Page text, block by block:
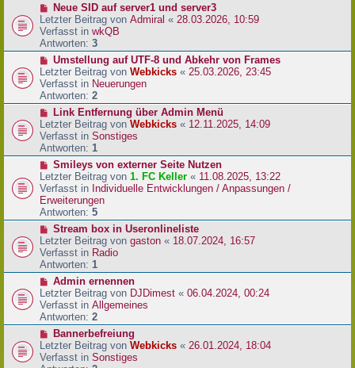
N
e
u
e
r
B
e
i
t
a
g
Neue SID auf server1 und server3
Letzter Beitrag von Admiral « 28.03.2026, 10:59
Verfasst in wkQB
Antworten: 3
N
e
u
e
r
B
e
i
t
a
g
Umstellung auf UTF-8 und Abkehr von Frames
Letzter Beitrag von Webkicks « 25.03.2026, 23:45
Verfasst in Neuerungen
Antworten: 2
N
e
u
e
r
B
e
i
t
r
a
g
Link Entfernung über Admin Menü
Letzter Beitrag von Webkicks « 12.11.2025, 14:09
Verfasst in Sonstiges
Antworten: 1
N
e
u
e
r
B
e
i
t
r
a
g
Smileys von externer Seite Nutzen
Letzter Beitrag von 1. FC Keller « 11.08.2025, 13:22
Verfasst in Individuelle Entwicklungen / Anpassungen /
Erweiterungen
Antworten: 5
N
e
u
e
r
B
e
i
t
a
g
Stream box in Useronlineliste
Letzter Beitrag von gaston « 18.07.2024, 16:57
Verfasst in Radio
Antworten: 1
N
e
u
e
r
B
e
i
Admin ernennen
Letzter Beitrag von DJDimest « 06.04.2024, 00:24
Verfasst in Allgemeines
Antworten: 2
N
e
u
Bannerbefreiung
Letzter Beitrag von Webkicks « 26.01.2024, 18:04
Verfasst in Sonstiges